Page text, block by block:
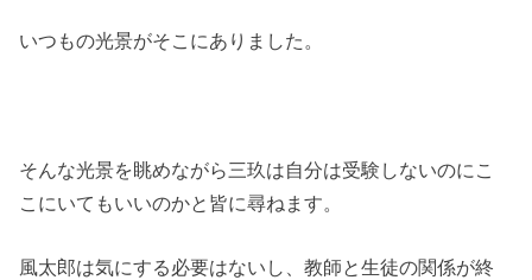
いつもの光景がそこにありました。
そんな光景を眺めながら三玖は自分は受験しないのにこ
こにいてもいいのかと皆に尋ねます。
風太郎は気にする必要はないし、教師と生徒の関係が終